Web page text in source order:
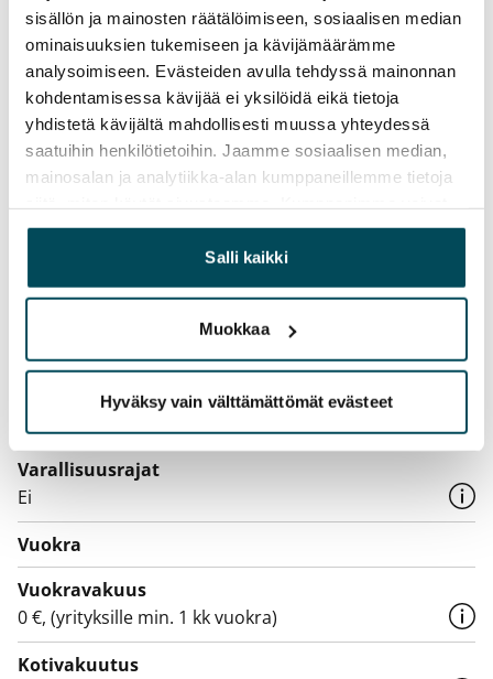
sisällön ja mainosten räätälöimiseen, sosiaalisen median
ominaisuuksien tukemiseen ja kävijämäärämme
analysoimiseen. Evästeiden avulla tehdyssä mainonnan
kohdentamisessa kävijää ei yksilöidä eikä tietoja
yhdistetä kävijältä mahdollisesti muussa yhteydessä
saatuihin henkilötietoihin. Jaamme sosiaalisen median,
mainosalan ja analytiikka-alan kumppaneillemme tietoja
yhdistää näitä tietoja muihin tietoihin, joita olet antanut
heille tai joita on kerätty, kun olet käyttänyt heidän
palvelujaan.
Salli kaikki
Muokkaa
Hyväksy vain välttämättömät evästeet
vesikiertoisena patterilämmityksenä.
Asuntojen yhteiskäytössä on saunaosasto, pesula ja
kuivaushuone. Ulkoiluvälinevarastoja on viisi ja
sisäänkäyntien yhteydessä on kolme
lastenvaunuvarastoa. Irtaimistovarastoina toimii
seitsemän erillistä tilaa, joista yksi on väestönsuoja.
Lisäksi kellarissa on wc-tilat. Yhtiön jätesäiliöt
sijaitsevat pihalla.
Yhtiössä on 42 autopaikkaa ja yli 200 pyöräpaikkaa.
Sopimus ja maksut
Vapautuminen
Varallisuusrajat
Ei
Vuokra
Vuokravakuus
0 €, (yrityksille min. 1 kk vuokra)
Kotivakuutus